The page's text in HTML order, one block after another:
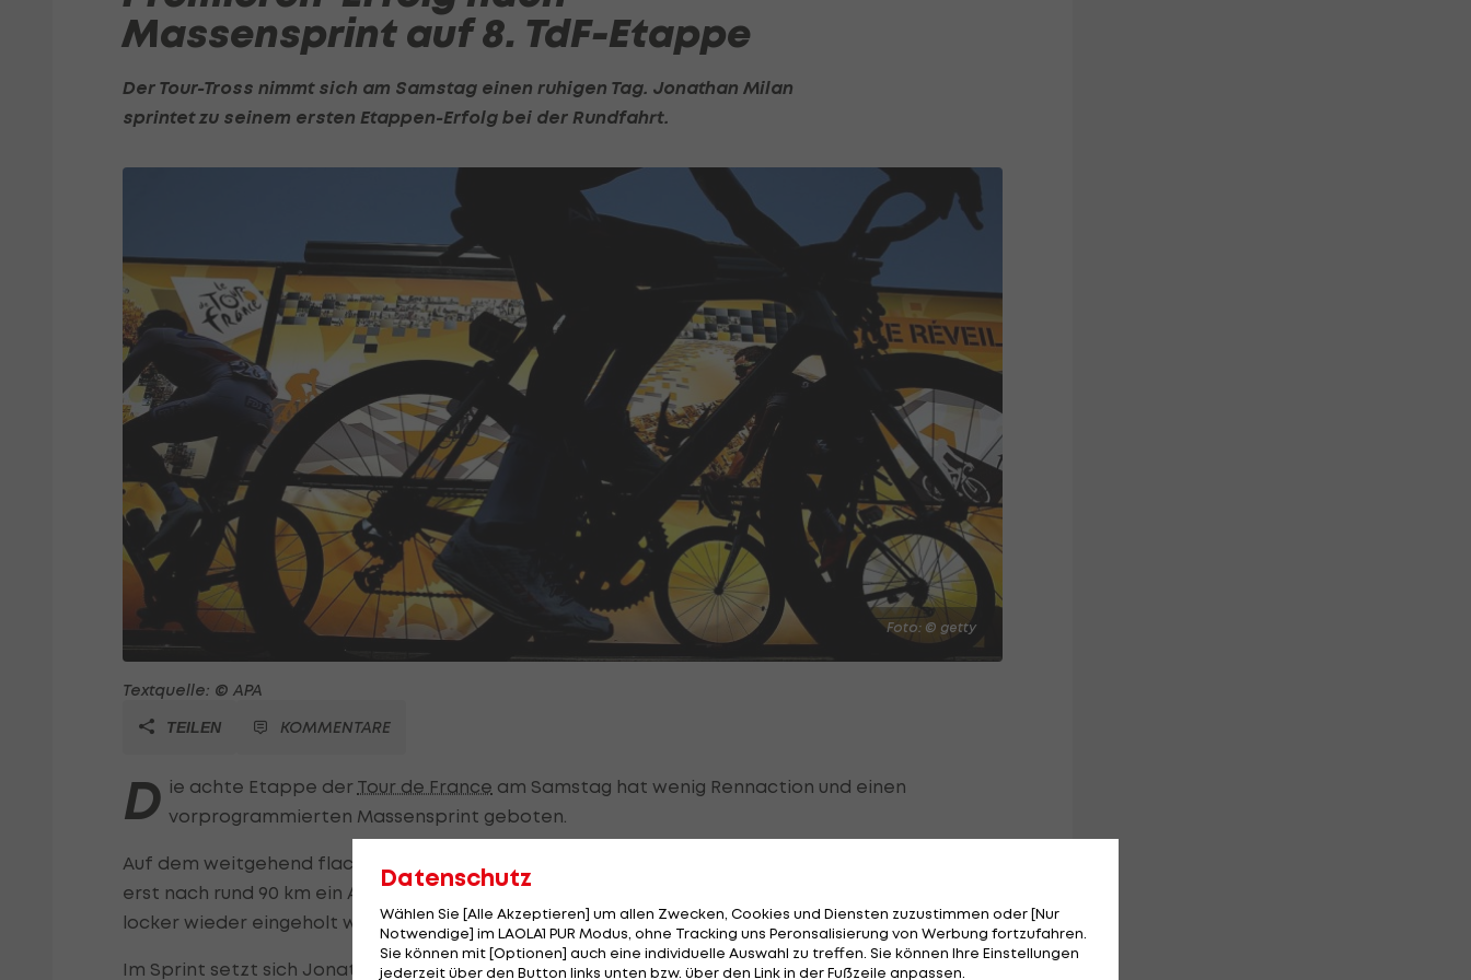
Massensprint auf 8. TdF-Etappe
Der Tour-Tross nimmt sich am Samstag einen ruhigen Tag. Jonathan Milan
sprintet zu seinem ersten Etappen-Erfolg bei der Rundfahrt.
Foto: © getty
Textquelle: © APA
TEILEN KOMMENTARE
D ie achte Etappe der Tour de France am Samstag hat wenig Rennaction und einen
vorprogrammierten Massensprint geboten.
Auf dem weitgehend flachen Teilstück von Saint-Méen-le-Grand nach Laval (171,4 km) setzt sich
erst nach rund 90 km ein Ausreißerduo aus dem Total-Energies-Team ab, das vom Feld aber
locker wieder eingeholt wird.
Im Sprint setzt sich Jonathan Milan durch, der 24-jährige Lidl-Trek-Profi aus dem Friaul feiert
Datenschutz
Wählen Sie [Alle Akzeptieren] um allen Zwecken, Cookies und Diensten zuzustimmen oder [Nur
Notwendige] im LAOLA1 PUR Modus, ohne Tracking uns Peronsalisierung von Werbung fortzufahren.
Sie können mit [Optionen] auch eine individuelle Auswahl zu treffen. Sie können Ihre Einstellungen
jederzeit über den Button links unten bzw. über den Link in der Fußzeile anpassen.